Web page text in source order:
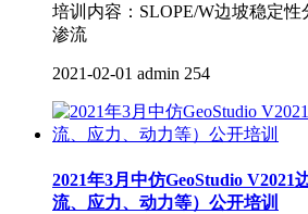
培训内容：SLOPE/W边坡稳定性
渗流
2021-02-01 admin 254
2021年3月中仿GeoStudio V2021
流、应力、动力等）公开培训